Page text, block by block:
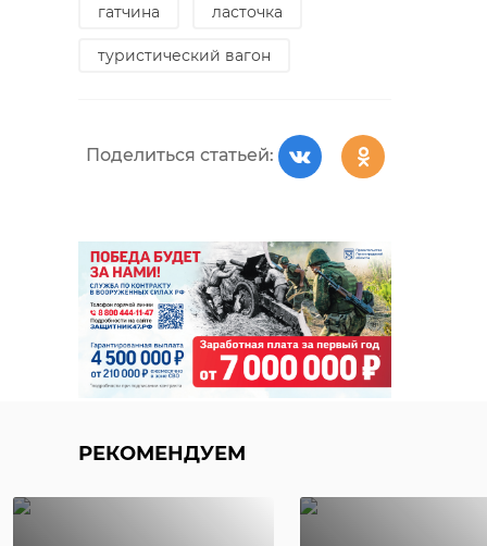
гатчина ласточка
туристический вагон
Поделиться статьей:
РЕКОМЕНДУЕМ